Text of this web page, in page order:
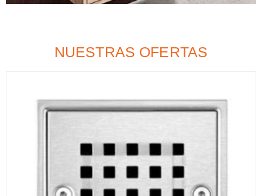
NUESTRAS OFERTAS